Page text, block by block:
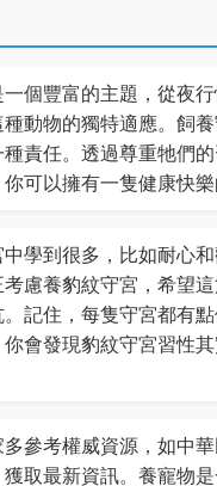
個豐富的主題，從夜
動物的獨特適應。飼
責任。透過尊重牠們
可以擁有一隻健康快樂
學到很多，比如耐心
慮養豹紋守宮，希望
記住，每隻守宮都有
會發現豹紋守宮習性
參考權威資源，如中
取最新資訊。養寵物